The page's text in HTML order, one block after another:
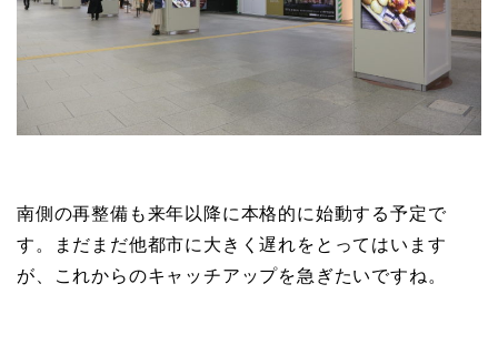
南側の再整備も来年以降に本格的に始動する予定で
す。まだまだ他都市に大きく遅れをとってはいます
が、これからのキャッチアップを急ぎたいですね。